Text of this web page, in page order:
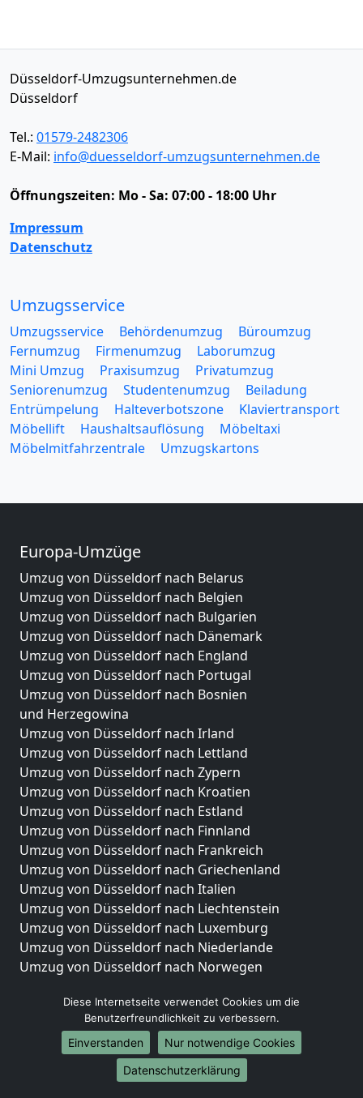
Düsseldorf-Umzugsunternehmen.de
Düsseldorf
Tel.: 01579-2482306
E-Mail: info@duesseldorf-umzugsunternehmen.de
Öffnungszeiten: Mo - Sa: 07:00 - 18:00 Uhr
Impressum
Datenschutz
Umzugsservice
Umzugsservice Behördenumzug
Büroumzug
Fernumzug
Firmenumzug
Laborumzug
Mini Umzug
Praxisumzug
Privatumzug
Seniorenumzug
Studentenumzug
Beiladung
Entrümpelung
Halteverbotszone
Klaviertransport
Möbellift
Haushaltsauflösung
Möbeltaxi
Möbelmitfahrzentrale
Umzugskartons
Europa-Umzüge
Umzug von Düsseldorf nach Belarus
Umzug von Düsseldorf nach Belgien
Umzug von Düsseldorf nach Bulgarien
Umzug von Düsseldorf nach Dänemark
Umzug von Düsseldorf nach England
Umzug von Düsseldorf nach Portugal
Umzug von Düsseldorf nach Bosnien
und Herzegowina
Umzug von Düsseldorf nach Irland
Umzug von Düsseldorf nach Lettland
Umzug von Düsseldorf nach Zypern
Umzug von Düsseldorf nach Kroatien
Umzug von Düsseldorf nach Estland
Umzug von Düsseldorf nach Finnland
Umzug von Düsseldorf nach Frankreich
Umzug von Düsseldorf nach Griechenland
Umzug von Düsseldorf nach Italien
Umzug von Düsseldorf nach Liechtenstein
Umzug von Düsseldorf nach Luxemburg
Umzug von Düsseldorf nach Niederlande
Umzug von Düsseldorf nach Norwegen
Umzüge-Deutschlandweit
Umzug von Düsseldorf nach Berlin
Umzug von Düsseldorf nach Hamburg
Umzug von Düsseldorf nach München
Umzug von Düsseldorf nach Köln
Diese Internetseite verwendet Cookies um die
Benutzerfreundlichkeit zu verbessern.
Einverstanden
Nur notwendige Cookies
Datenschutzerklärung